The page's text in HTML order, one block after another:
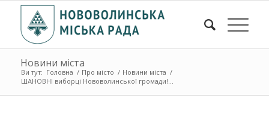
Новини міста
Ви тут: Головна / Про місто / Новини міста /
ШАНОВНІ виборці Нововолинської громади!...